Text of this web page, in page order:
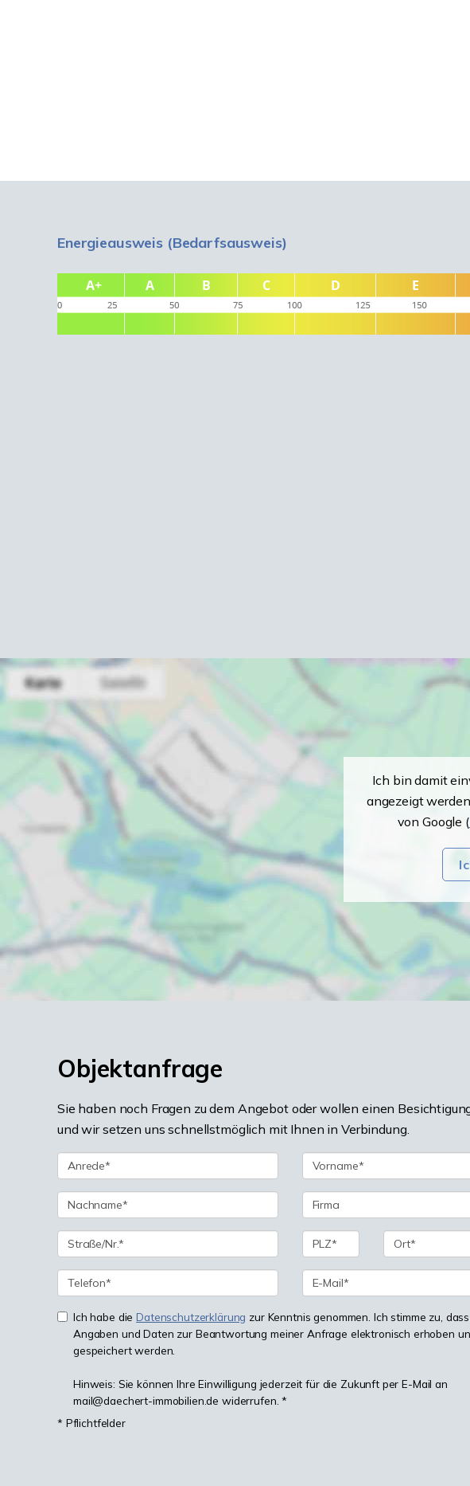
Energieausweis (Bedarfsausweis)
Ich bin damit
angezeigt
von Google (
Objektanfrage
Sie haben noch Fragen zu dem Angebot oder wollen einen
und wir setzen uns schnellstmöglich mit Ihnen in Verbindung.
Ich habe die Datenschutzerklärung zur Kenntnis genommen. Ich stimme zu,
Angaben und Daten zur Beantwortung meiner Anfrage elektronisch erhoben
gespeichert werden.
Hinweis: Sie können Ihre Einwilligung jederzeit für die Zukunft per E-Mail an
mail@daechert-immobilien.de widerrufen. *
* Pflichtfelder